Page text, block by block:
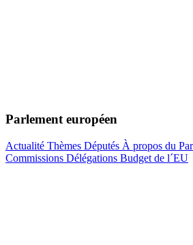
Parlement européen
Actualité Thèmes Députés À propos du
Commissions Délégations Budget de l´EU